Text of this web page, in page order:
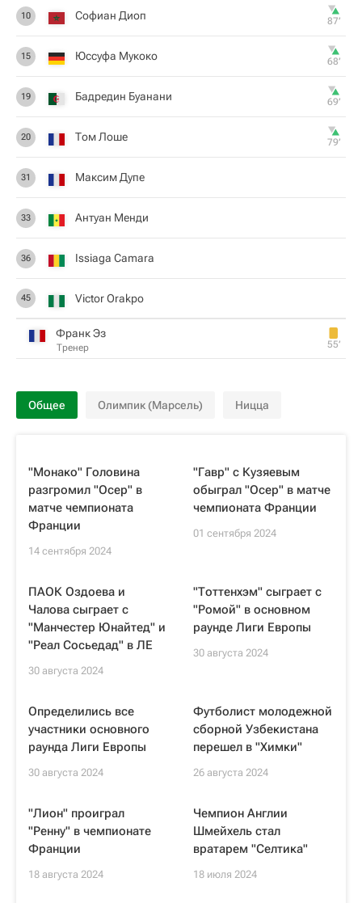
10 Софиан Диоп 87‎’‎
15 Юссуфа Мукоко 68‎’‎
19 Бадредин Буанани 69‎’‎
20 Том Лоше 79‎’‎
31 Максим Дупе
33 Антуан Менди
36 Issiaga Camara
45 Victor Orakpo
Франк Эз
Тренер 55‎’‎
Общее Олимпик (Марсель) Ницца
"Монако" Головина
разгромил "Осер" в
матче чемпионата
Франции
14 сентября 2024
"Гавр" с Кузяевым
обыграл "Осер" в матче
чемпионата Франции
01 сентября 2024
ПАОК Оздоева и
Чалова сыграет с
"Манчестер Юнайтед" и
"Реал Сосьедад" в ЛЕ
30 августа 2024
"Тоттенхэм" сыграет с
"Ромой" в основном
раунде Лиги Европы
30 августа 2024
Определились все
участники основного
раунда Лиги Европы
30 августа 2024
Футболист молодежной
сборной Узбекистана
перешел в "Химки"
26 августа 2024
"Лион" проиграл
"Ренну" в чемпионате
Франции
18 августа 2024
Чемпион Англии
Шмейхель стал
вратарем "Селтика"
18 июля 2024